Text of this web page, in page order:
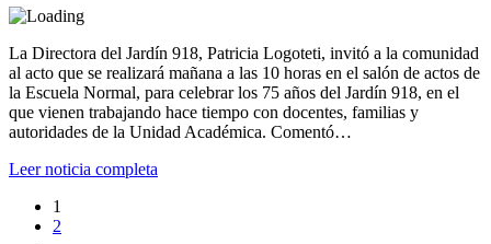
La Directora del Jardín 918, Patricia Logoteti, invitó a la comunidad
al acto que se realizará mañana a las 10 horas en el salón de actos de
la Escuela Normal, para celebrar los 75 años del Jardín 918, en el
que vienen trabajando hace tiempo con docentes, familias y
autoridades de la Unidad Académica. Comentó…
Leer noticia completa
1
2